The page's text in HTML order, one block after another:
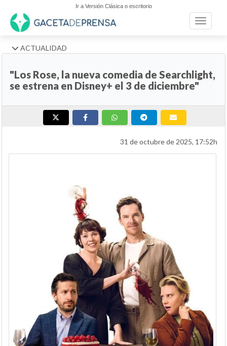
Ir a Versión Clásica o escritorio
Toggle
ACTUALIDAD
"Los Rose, la nueva comedia de Searchlight,
se estrena en Disney+ el 3 de diciembre"
31 de octubre de 2025, 17:52h